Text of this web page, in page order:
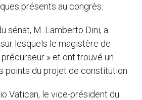
présents au congrès.
sénat, M. Lamberto Dini, a
lesquels le magistère de
» et ont trouvé un
points du projet de constitution.
Vatican, le vice-président du